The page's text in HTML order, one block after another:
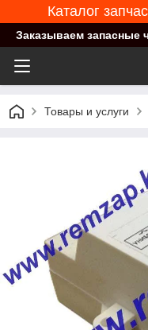
Каталог
Заказываем запасные
Товары и услуги